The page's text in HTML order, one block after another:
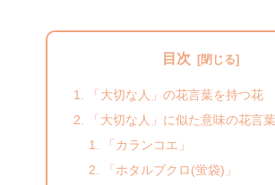
目次
「大切な人」の花言葉を持つ花
「大切な人」に似た意味の花言
「カランコエ」
「ホタルブクロ(蛍袋)」